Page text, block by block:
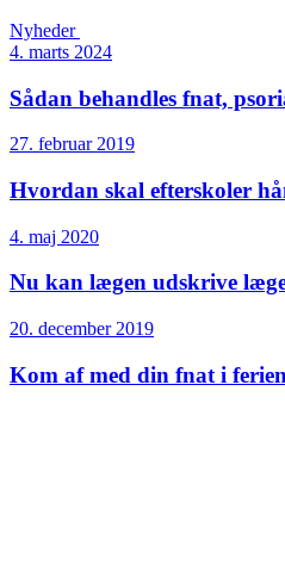
Nyheder
4. marts 2024
Sådan behandles fnat,
27. februar 2019
Hvordan skal efterskoler
4. maj 2020
Nu kan lægen udskrive
20. december 2019
Kom af med din fnat i ferien